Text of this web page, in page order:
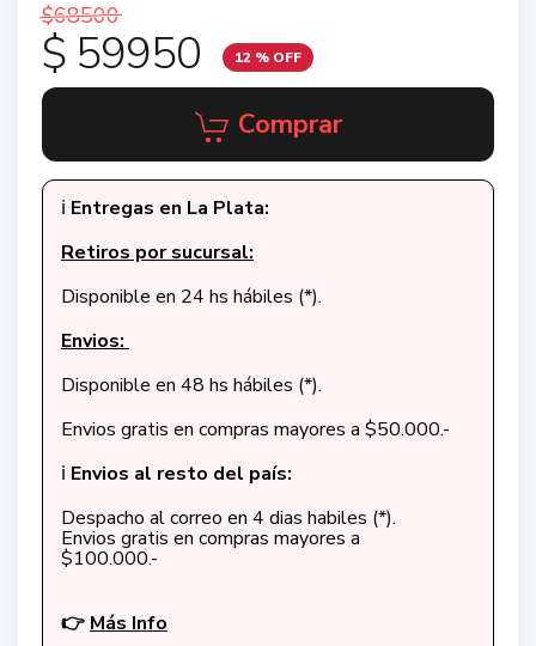
$68500
$ 59950 12 % OFF
Comprar
ℹ️ Entregas en La Plata:
Retiros por sucursal:
Disponible en 24 hs hábiles (*).
Envios:
Disponible en 48 hs hábiles (*).
Envios gratis en compras mayores a $50.000.-
ℹ️ Envios al resto del país:
Despacho al correo en 4 dias habiles (*).
Envios gratis en compras mayores a
$100.000.-
👉 Más Info